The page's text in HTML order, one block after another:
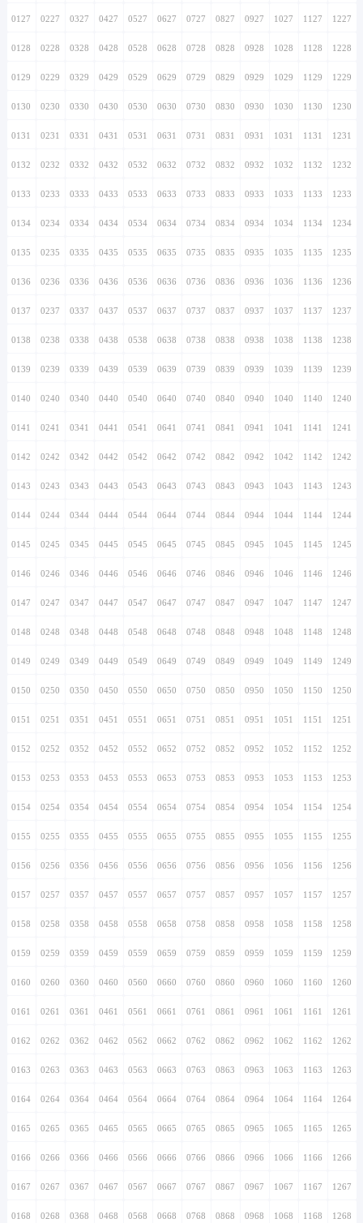
0127 0227 0327 0427 0527 0627 0727 0827 0927 1027 1127 1227
0128 0228 0328 0428 0528 0628 0728 0828 0928 1028 1128 1228
0129 0229 0329 0429 0529 0629 0729 0829 0929 1029 1129 1229
0130 0230 0330 0430 0530 0630 0730 0830 0930 1030 1130 1230
0131 0231 0331 0431 0531 0631 0731 0831 0931 1031 1131 1231
0132 0232 0332 0432 0532 0632 0732 0832 0932 1032 1132 1232
0133 0233 0333 0433 0533 0633 0733 0833 0933 1033 1133 1233
0134 0234 0334 0434 0534 0634 0734 0834 0934 1034 1134 1234
0135 0235 0335 0435 0535 0635 0735 0835 0935 1035 1135 1235
0136 0236 0336 0436 0536 0636 0736 0836 0936 1036 1136 1236
0137 0237 0337 0437 0537 0637 0737 0837 0937 1037 1137 1237
0138 0238 0338 0438 0538 0638 0738 0838 0938 1038 1138 1238
0139 0239 0339 0439 0539 0639 0739 0839 0939 1039 1139 1239
0140 0240 0340 0440 0540 0640 0740 0840 0940 1040 1140 1240
0141 0241 0341 0441 0541 0641 0741 0841 0941 1041 1141 1241
0142 0242 0342 0442 0542 0642 0742 0842 0942 1042 1142 1242
0143 0243 0343 0443 0543 0643 0743 0843 0943 1043 1143 1243
0144 0244 0344 0444 0544 0644 0744 0844 0944 1044 1144 1244
0145 0245 0345 0445 0545 0645 0745 0845 0945 1045 1145 1245
0146 0246 0346 0446 0546 0646 0746 0846 0946 1046 1146 1246
0147 0247 0347 0447 0547 0647 0747 0847 0947 1047 1147 1247
0148 0248 0348 0448 0548 0648 0748 0848 0948 1048 1148 1248
0149 0249 0349 0449 0549 0649 0749 0849 0949 1049 1149 1249
0150 0250 0350 0450 0550 0650 0750 0850 0950 1050 1150 1250
0151 0251 0351 0451 0551 0651 0751 0851 0951 1051 1151 1251
0152 0252 0352 0452 0552 0652 0752 0852 0952 1052 1152 1252
0153 0253 0353 0453 0553 0653 0753 0853 0953 1053 1153 1253
0154 0254 0354 0454 0554 0654 0754 0854 0954 1054 1154 1254
0155 0255 0355 0455 0555 0655 0755 0855 0955 1055 1155 1255
0156 0256 0356 0456 0556 0656 0756 0856 0956 1056 1156 1256
0157 0257 0357 0457 0557 0657 0757 0857 0957 1057 1157 1257
0158 0258 0358 0458 0558 0658 0758 0858 0958 1058 1158 1258
0159 0259 0359 0459 0559 0659 0759 0859 0959 1059 1159 1259
0160 0260 0360 0460 0560 0660 0760 0860 0960 1060 1160 1260
0161 0261 0361 0461 0561 0661 0761 0861 0961 1061 1161 1261
0162 0262 0362 0462 0562 0662 0762 0862 0962 1062 1162 1262
0163 0263 0363 0463 0563 0663 0763 0863 0963 1063 1163 1263
0164 0264 0364 0464 0564 0664 0764 0864 0964 1064 1164 1264
0165 0265 0365 0465 0565 0665 0765 0865 0965 1065 1165 1265
0166 0266 0366 0466 0566 0666 0766 0866 0966 1066 1166 1266
0167 0267 0367 0467 0567 0667 0767 0867 0967 1067 1167 1267
0168 0268 0368 0468 0568 0668 0768 0868 0968 1068 1168 1268